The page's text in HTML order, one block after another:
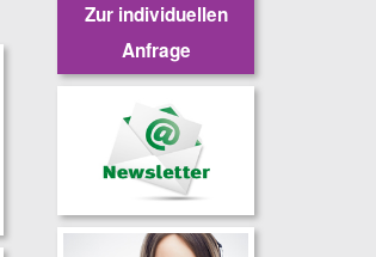
Zur individuellen
Anfrage